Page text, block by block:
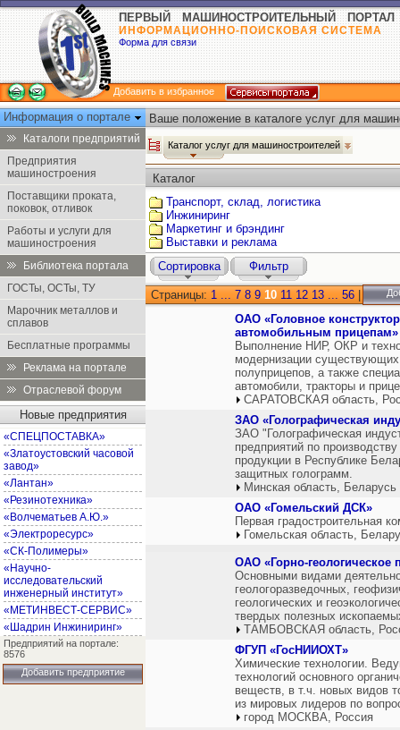
ПЕРВЫЙ МАШИНОСТРОИТЕЛЬНЫЙ ПОРТАЛ
ИНФОРМАЦИОННО-ПОИСКОВАЯ СИСТЕМА
Форма для связи
Добавить в избранное
Информация о портале
Каталоги предприятий
Предприятия
машиностроения
Поставщики проката,
поковок, отливок
Работы и услуги для
машиностроения
Библиотека портала
ГОСТы, ОСТы, ТУ
Марочник металлов и
сплавов
Бесплатные программы
Реклама на портале
Отраслевой форум
Новые предприятия
«СПЕЦПОСТАВКА»
«Златоустовский часовой
завод»
«Лантан»
«Резинотехника»
«Волчематьев А.Ю.»
«Электроресурс»
«СК-Полимеры»
«Научно-
исследовательский
инженерный институт»
«МЕТИНВЕСТ-СЕРВИС»
«Шадрин Инжиниринг»
Предприятий на портале:
8576
Добавить предприятие
Ваше положение в каталоге услуг для
Каталог услуг для машиностроителей
Каталог
Транспорт, склад, логистика
Инжиниринг
Маркетинг и брэндинг
Выставки и реклама
Сортировка
Фильтр
Страницы: 1 ... 7 8 9 10 11 12 13 ... 56
ОАО «Головное
автомобильным прицепам»
Выполнение НИР, ОКР и
модернизации
полуприцепов, а также
автомобили, тракторы и
САРАТОВСКАЯ область,
ЗАО «Голографическая
ЗАО "Голографическая
предприятий по
продукции в Республике
защитных голограмм.
Минская область, Беларусь
ОАО «Гомельский ДСК»
Первая градостроительная
Гомельская область,
ОАО «Горно-геологическое
Основными видами
геологоразведочных,
геологических и
твердых полезных
ТАМБОВСКАЯ область,
ФГУП «ГосНИИОХТ»
Химические технологии.
технологий основного
веществ, в т.ч. новых видов
из мировых лидеров по
город МОСКВА, Россия